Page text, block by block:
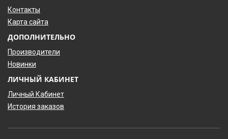
Контакты
Карта сайта
ДОПОЛНИТЕЛЬНО
Производители
Новинки
ЛИЧНЫЙ КАБИНЕТ
Личный Кабинет
История заказов